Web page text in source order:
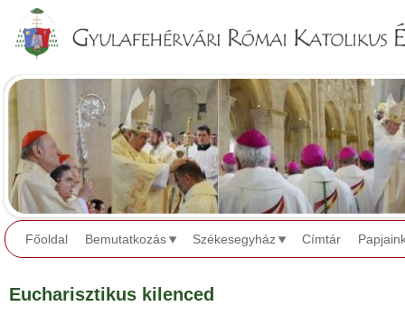
Főoldal Bemutatkozás Székesegyház Címtár
Eucharisztikus kilenced